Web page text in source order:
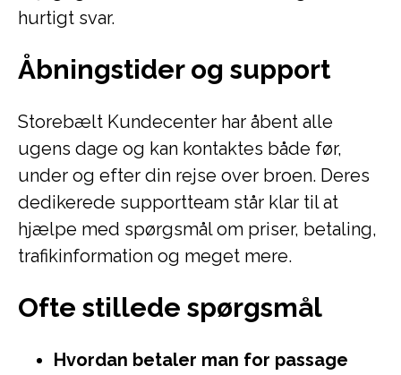
hurtigt svar.
Åbningstider og support
Storebælt Kundecenter har åbent alle
ugens dage og kan kontaktes både før,
under og efter din rejse over broen. Deres
dedikerede supportteam står klar til at
hjælpe med spørgsmål om priser, betaling,
trafikinformation og meget mere.
Ofte stillede spørgsmål
Hvordan betaler man for passage